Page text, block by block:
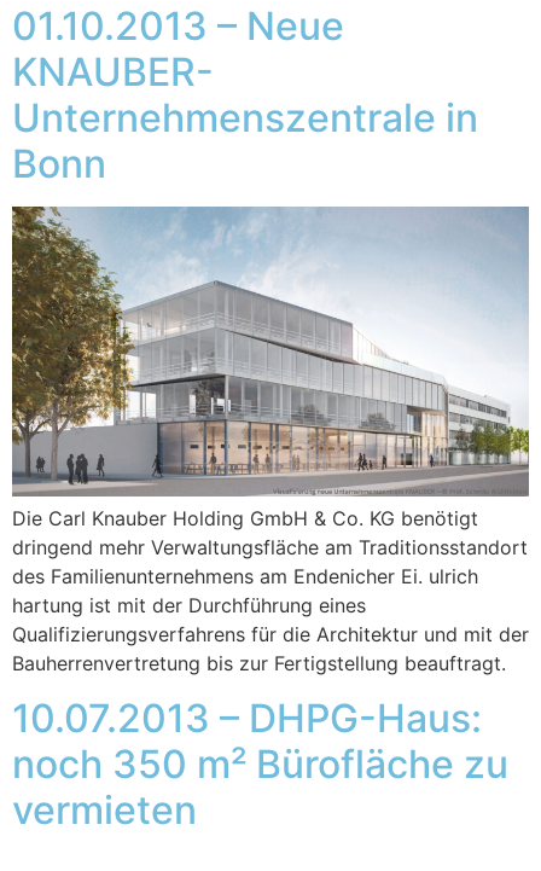
01.10.2013 – Neue
KNAUBER-
Unternehmenszentrale in
Bonn
Die Carl Knauber Holding GmbH & Co. KG benötigt
dringend mehr Verwaltungsfläche am Traditionsstandort
des Familienunternehmens am Endenicher Ei. ulrich
hartung ist mit der Durchführung eines
Qualifizierungsverfahrens für die Architektur und mit der
Bauherrenvertretung bis zur Fertigstellung beauftragt.
10.07.2013 – DHPG-Haus:
noch 350 m² Bürofläche zu
vermieten